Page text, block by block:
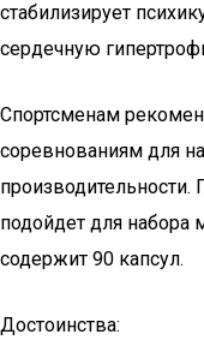
стабилизирует
сердечную
Спортсменам
соревнованиям для
подойдет для
содержит 90 капсул.
Достоинства: